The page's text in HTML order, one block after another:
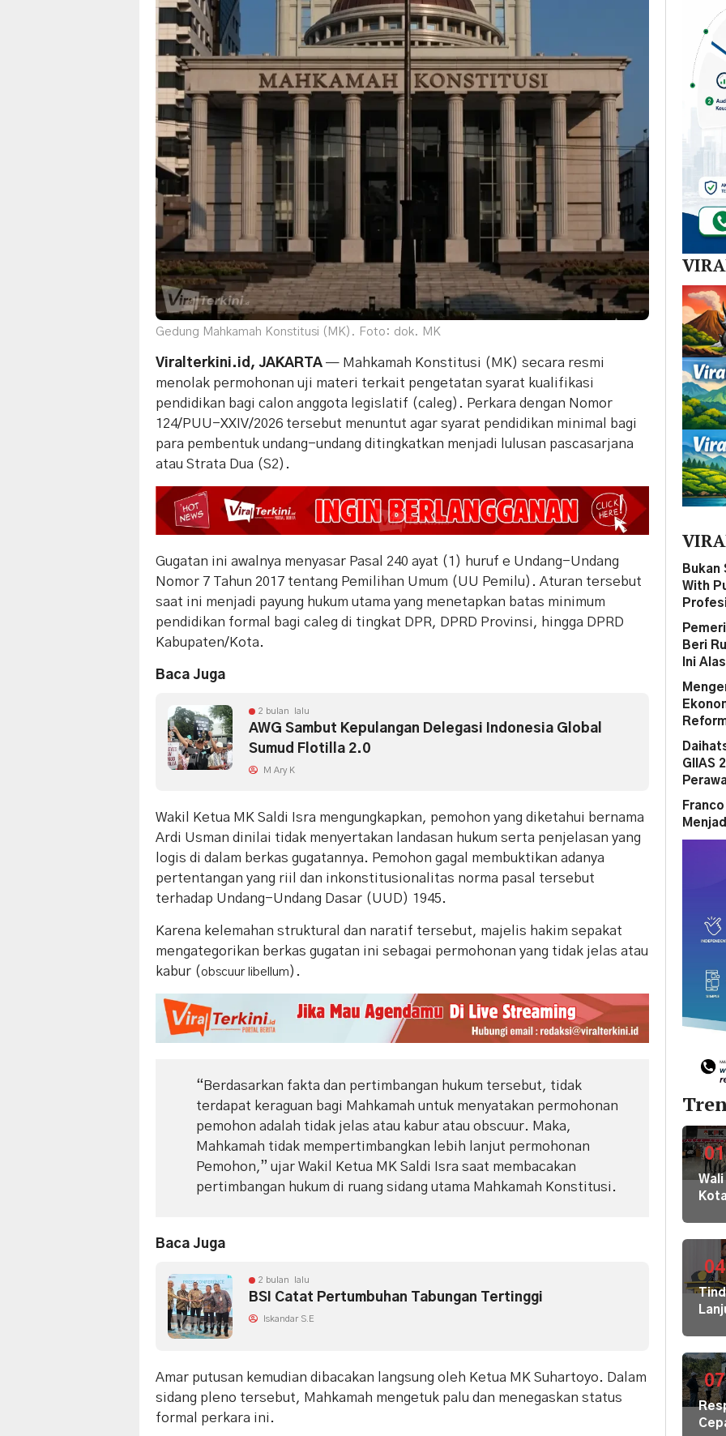
Gedung Mahkamah Konstitusi (MK). Foto: dok. MK
Viralterkini.id, JAKARTA — Mahkamah Konstitusi (MK) secara resmi
menolak permohonan uji materi terkait pengetatan syarat kualifikasi
pendidikan bagi calon anggota legislatif (caleg). Perkara dengan Nomor
124/PUU-XXIV/2026 tersebut menuntut agar syarat pendidikan minimal bagi
para pembentuk undang-undang ditingkatkan menjadi lulusan pascasarjana
atau Strata Dua (S2).
​Gugatan ini awalnya menyasar Pasal 240 ayat (1) huruf e Undang-Undang
Nomor 7 Tahun 2017 tentang Pemilihan Umum (UU Pemilu). Aturan tersebut
saat ini menjadi payung hukum utama yang menetapkan batas minimum
pendidikan formal bagi caleg di tingkat DPR, DPRD Provinsi, hingga DPRD
Kabupaten/Kota.
Baca Juga
2 bulan lalu
AWG Sambut Kepulangan Delegasi Indonesia Global
Sumud Flotilla 2.0
M Ary K
​Wakil Ketua MK Saldi Isra mengungkapkan, pemohon yang diketahui bernama
Ardi Usman dinilai tidak menyertakan landasan hukum serta penjelasan yang
logis di dalam berkas gugatannya. Pemohon gagal membuktikan adanya
pertentangan yang riil dan inkonstitusionalitas norma pasal tersebut
terhadap Undang-Undang Dasar (UUD) 1945.
​Karena kelemahan struktural dan naratif tersebut, majelis hakim sepakat
mengategorikan berkas gugatan ini sebagai permohonan yang tidak jelas atau
kabur ( obscuur libellum ).
“Berdasarkan fakta dan pertimbangan hukum tersebut, tidak
terdapat keraguan bagi Mahkamah untuk menyatakan permohonan
pemohon adalah tidak jelas atau kabur atau obscuur. Maka,
Mahkamah tidak mempertimbangkan lebih lanjut permohonan
Pemohon,” ujar Wakil Ketua MK Saldi Isra saat membacakan
pertimbangan hukum di ruang sidang utama Mahkamah Konstitusi.
Baca Juga
2 bulan lalu
BSI Catat Pertumbuhan Tabungan Tertinggi
Iskandar S.E
​Amar putusan kemudian dibacakan langsung oleh Ketua MK Suhartoyo. Dalam
sidang pleno tersebut, Mahkamah mengetuk palu dan menegaskan status
formal perkara ini.
Bukan
With
Beri
Ini
GIIAS
01
Wali
Kota
ke
RI
04
07